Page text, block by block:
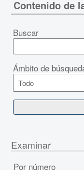
Contenido de
Buscar
Ámbito de
Examinar
Por número